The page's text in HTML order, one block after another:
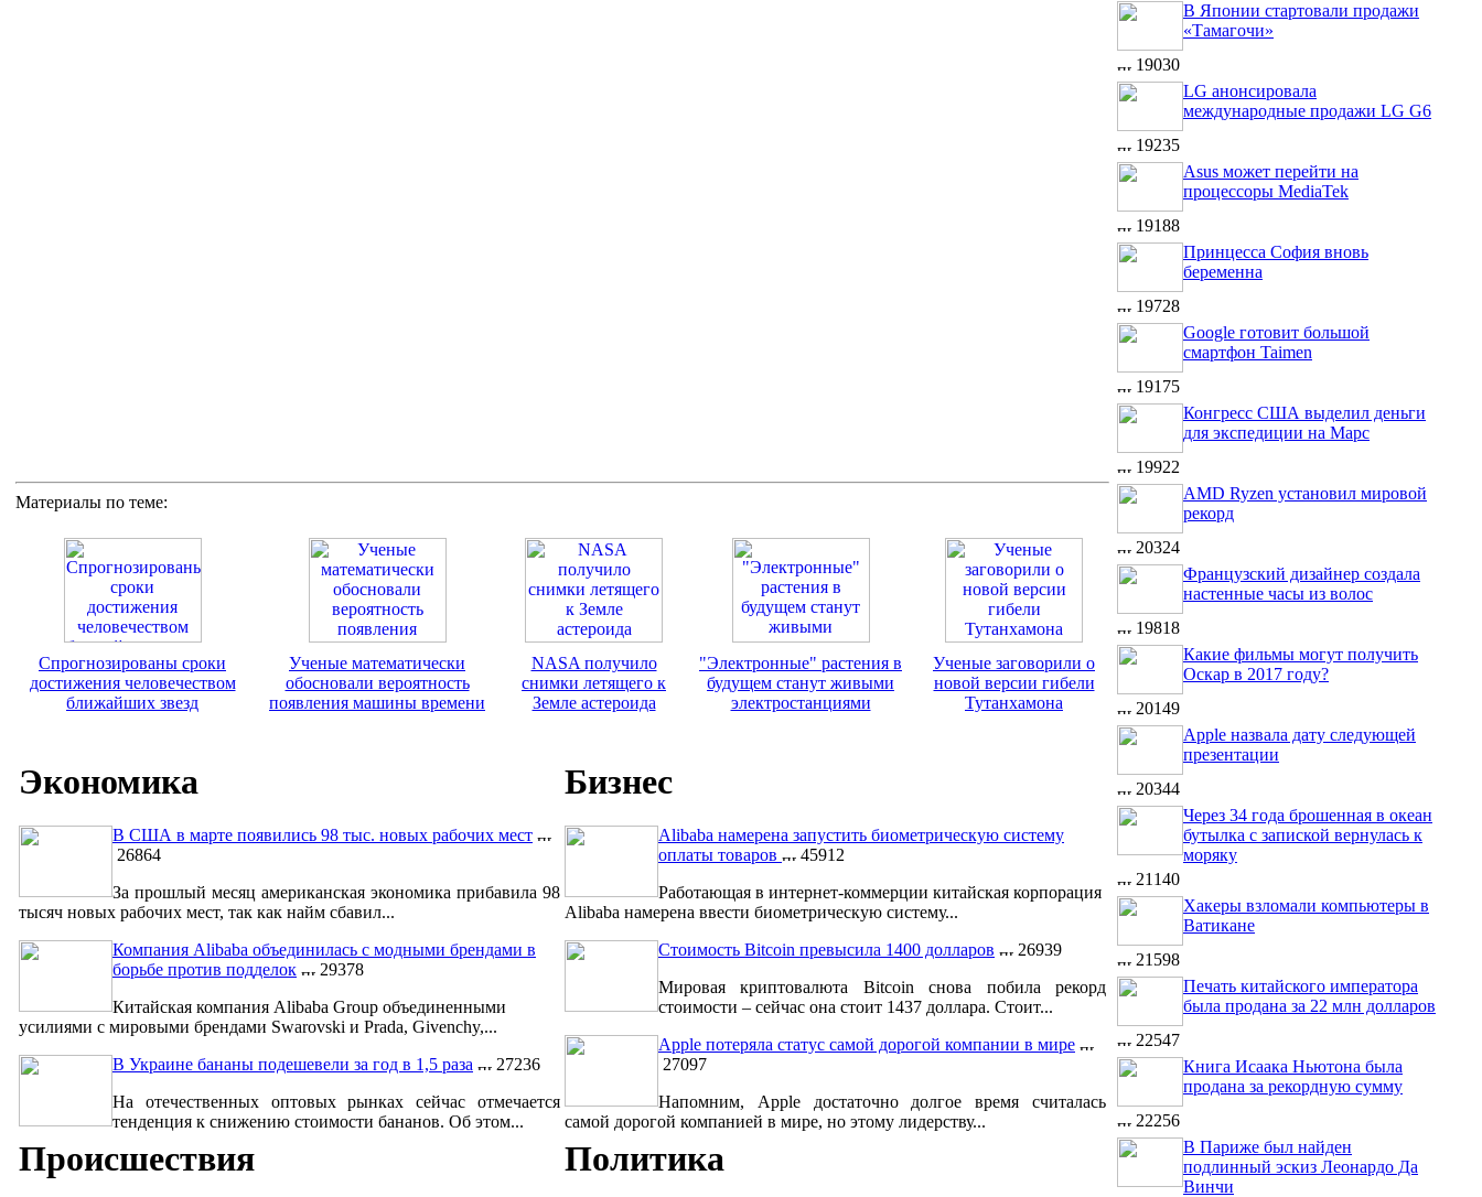
Материалы по теме:
Спрогнозированы сроки
достижения человечеством
ближайших звезд
Ученые математически
обосновали вероятность
появления машины времени
NASA получило
снимки летящего к
Земле астероида
"Электронные" растения в
будущем станут живыми
электростанциями
Ученые заговорили о
новой версии гибели
Тутанхамона
Экономика
В США в марте появились 98 тыс. новых рабочих мест
26864
За прошлый месяц американская экономика прибавила 98
тысяч новых рабочих мест, так как найм сбавил...
Компания Alibaba объединилась с модными брендами в
борьбе против подделок
29378
Китайская компания Alibaba Group объединенными
усилиями с мировыми брендами Swarovski и Prada, Givenchy,...
В Украине бананы подешевели за год в 1,5 раза
27236
На отечественных оптовых рынках сейчас отмечается
тенденция к снижению стоимости бананов. Об этом...
Бизнес
Alibaba намерена запустить биометрическую систему
оплаты товаров
45912
Работающая в интернет-коммерции китайская корпорация
Alibaba намерена ввести биометрическую систему...
Стоимость Bitcoin превысила 1400 долларов
26939
Мировая криптовалюта Bitcoin снова побила рекорд
стоимости – сейчас она стоит 1437 доллара. Стоит...
Apple потеряла статус самой дорогой компании в мире
27097
Напомним, Apple достаточно долгое время считалась
самой дорогой компанией в мире, но этому лидерству...
Происшествия Политика
В Японии стартовали продажи
«Тамагочи»
19030
LG анонсировала
международные продажи LG G6
19235
Asus может перейти на
процессоры MediaTek
19188
Принцесса София вновь
беременна
19728
Google готовит большой
смартфон Taimen
19175
Конгресс США выделил деньги
для экспедиции на Марс
19922
AMD Ryzen установил мировой
рекорд
20324
Французский дизайнер создала
настенные часы из волос
19818
Какие фильмы могут получить
Оскар в 2017 году?
20149
Apple назвала дату следующей
презентации
20344
Через 34 года брошенная в океан
бутылка с запиской вернулась к
моряку
21140
Хакеры взломали компьютеры в
Ватикане
21598
Печать китайского императора
была продана за 22 млн долларов
22547
Книга Исаака Ньютона была
продана за рекордную сумму
22256
В Париже был найден
подлинный эскиз Леонардо Да
Винчи